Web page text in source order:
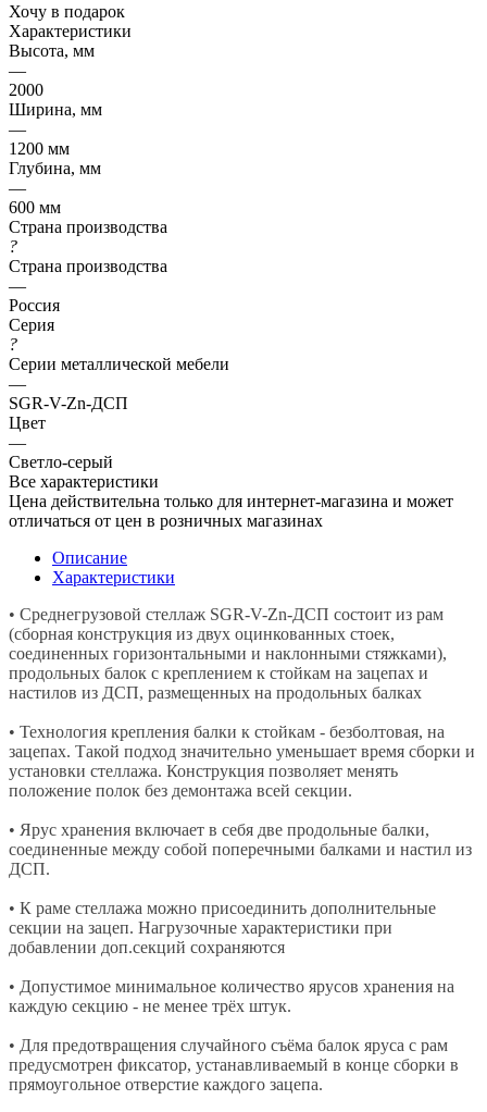
Хочу в подарок
Характеристики
Высота, мм
—
2000
Ширина, мм
—
1200 мм
Глубина, мм
—
600 мм
Страна производства
?
Страна производства
—
Россия
Серия
?
Серии металлической мебели
—
SGR-V-Zn-ДСП
Цвет
—
Светло-серый
Все характеристики
Цена действительна только для интернет-магазина и может
отличаться от цен в розничных магазинах
Описание
Характеристики
• Среднегрузовой стеллаж SGR-V-Zn-ДСП состоит из рам
(сборная конструкция из двух оцинкованных стоек,
соединенных горизонтальными и наклонными стяжками),
продольных балок с креплением к стойкам на зацепах и
настилов из ДСП, размещенных на продольных балках
• Технология крепления балки к стойкам - безболтовая, на
зацепах. Такой подход значительно уменьшает время сборки и
установки стеллажа. Конструкция позволяет менять
положение полок без демонтажа всей секции.
• Ярус хранения включает в себя две продольные балки,
соединенные между собой поперечными балками и настил из
ДСП.
• К раме стеллажа можно присоединить дополнительные
секции на зацеп. Нагрузочные характеристики при
добавлении доп.секций сохраняются
• Допустимое минимальное количество ярусов хранения на
каждую секцию - не менее трёх штук.
• Для предотвращения случайного съёма балок яруса с рам
предусмотрен фиксатор, устанавливаемый в конце сборки в
прямоугольное отверстие каждого зацепа.